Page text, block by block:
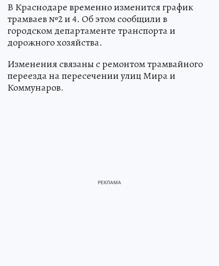
В Краснодаре временно изменится график
трамваев №2 и 4. Об этом сообщили в
городском департаменте транспорта и
дорожного хозяйства.
Изменения связаны с ремонтом трамвайного
переезда на пересечении улиц Мира и
Коммунаров.